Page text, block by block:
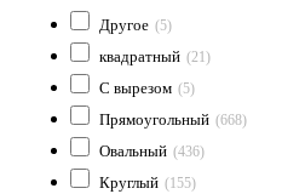
Другое (5)
квадратный (21)
С вырезом (5)
Прямоугольный (668)
Овальный (436)
Круглый (155)